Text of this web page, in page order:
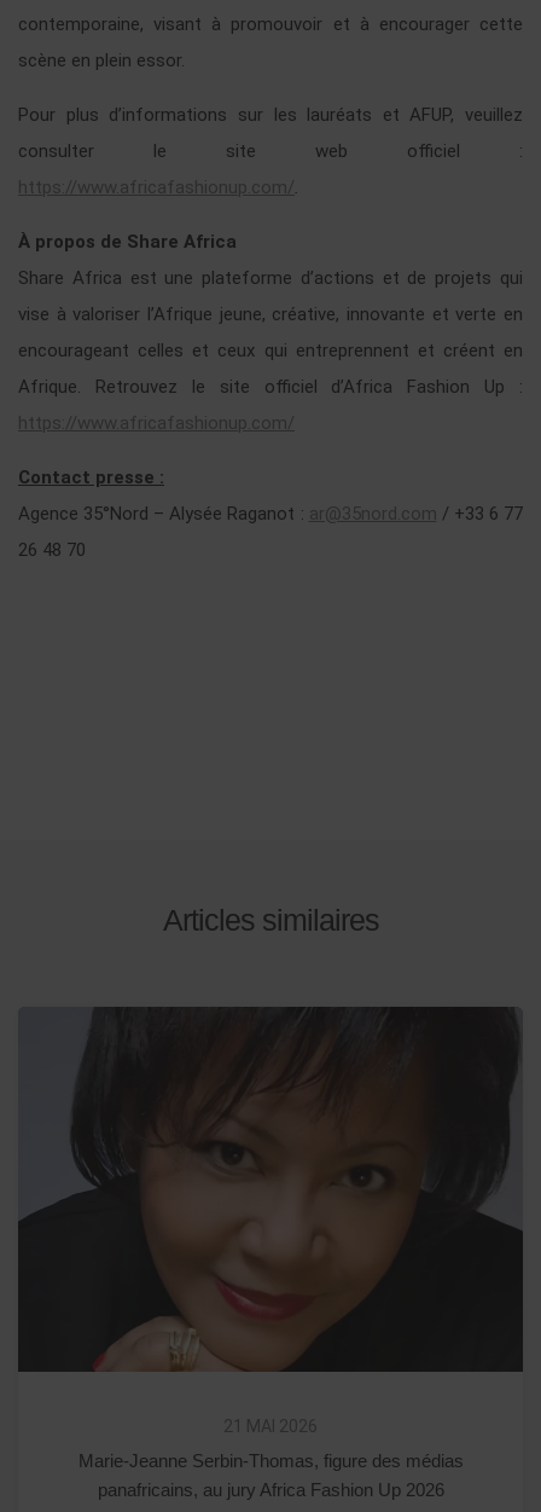
contemporaine, visant à promouvoir et à encourager cette
scène en plein essor.
Pour plus d’informations sur les lauréats et AFUP, veuillez
consulter le site web officiel :
https://www.africafashionup.com/.
À propos de Share Africa
Share Africa est une plateforme d’actions et de projets qui
vise à valoriser l’Afrique jeune, créative, innovante et verte en
encourageant celles et ceux qui entreprennent et créent en
Afrique. Retrouvez le site officiel d’Africa Fashion Up :
https://www.africafashionup.com/
Contact presse :
Agence 35°Nord – Alysée Raganot : ar@35nord.com / +33 6 77
26 48 70
Articles similaires
21 MAI 2026
Marie-Jeanne Serbin-Thomas, figure des médias
panafricains, au jury Africa Fashion Up 2026